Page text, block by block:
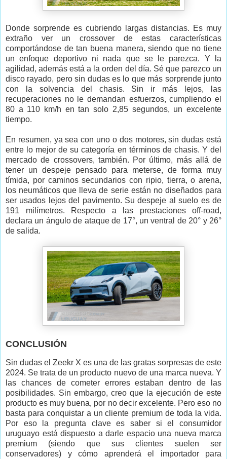
Donde sorprende es cubriendo largas distancias. Es muy
extraño ver un crossover de estas características
comportándose de tan buena manera, siendo que no tiene
un enfoque deportivo ni nada que se le parezca. Y la
agilidad, además está a la orden del día. Sé que parezco un
disco rayado, pero sin dudas es lo que más sorprende junto
con la solvencia del chasis. Sin ir más lejos, las
recuperaciones no le demandan esfuerzos, cumpliendo el
80 a 110 km/h en tan solo 2,85 segundos, un excelente
tiempo.
En resumen, ya sea con uno o dos motores, sin dudas está
entre lo mejor de su categoría en términos de chasis. Y del
mercado de crossovers, también. Por último, más allá de
tener un despeje pensado para meterse, de forma muy
tímida, por caminos secundarios con ripio, tierra, o arena,
los neumáticos que lleva de serie están no diseñados para
ser usados lejos del pavimento. Su despeje al suelo es de
191 milímetros. Respecto a las prestaciones off-road,
declara un ángulo de ataque de 17°, un ventral de 20° y 26°
de salida.
CONCLUSIÓN
Sin dudas el Zeekr X es una de las gratas sorpresas de este
2024. Se trata de un producto nuevo de una marca nueva. Y
las chances de cometer errores estaban dentro de las
posibilidades. Sin embargo, creo que la ejecución de este
producto es muy buena, por no decir excelente. Pero eso no
basta para conquistar a un cliente premium de toda la vida.
Por eso la pregunta clave es saber si el consumidor
uruguayo está dispuesto a darle espacio una nueva marca
premium (siendo que sus clientes suelen ser
conservadores) y cómo aprenderá el importador para